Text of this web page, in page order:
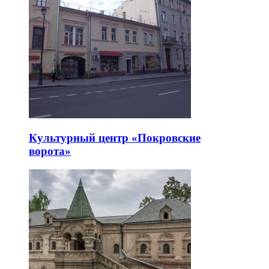
Культурный центр «Покровские
ворота»